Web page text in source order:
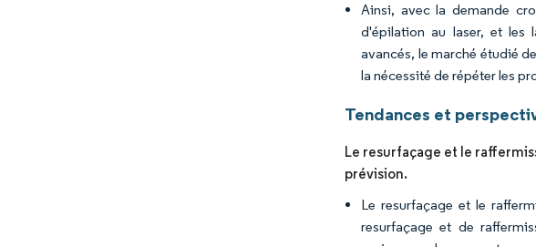
Ainsi, avec la demande
d'épilation au laser, et les
avancés, le marché étudié
la nécessité de répéter les
Tendances et
Le resurfaçage et le
prévision.
Le resurfaçage et le
resurfaçage et de